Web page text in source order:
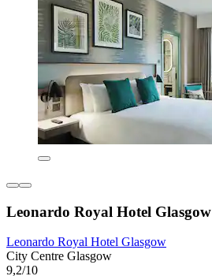
Leonardo Royal Hotel Glasgow
Leonardo Royal Hotel Glasgow
City Centre Glasgow
9,2/10